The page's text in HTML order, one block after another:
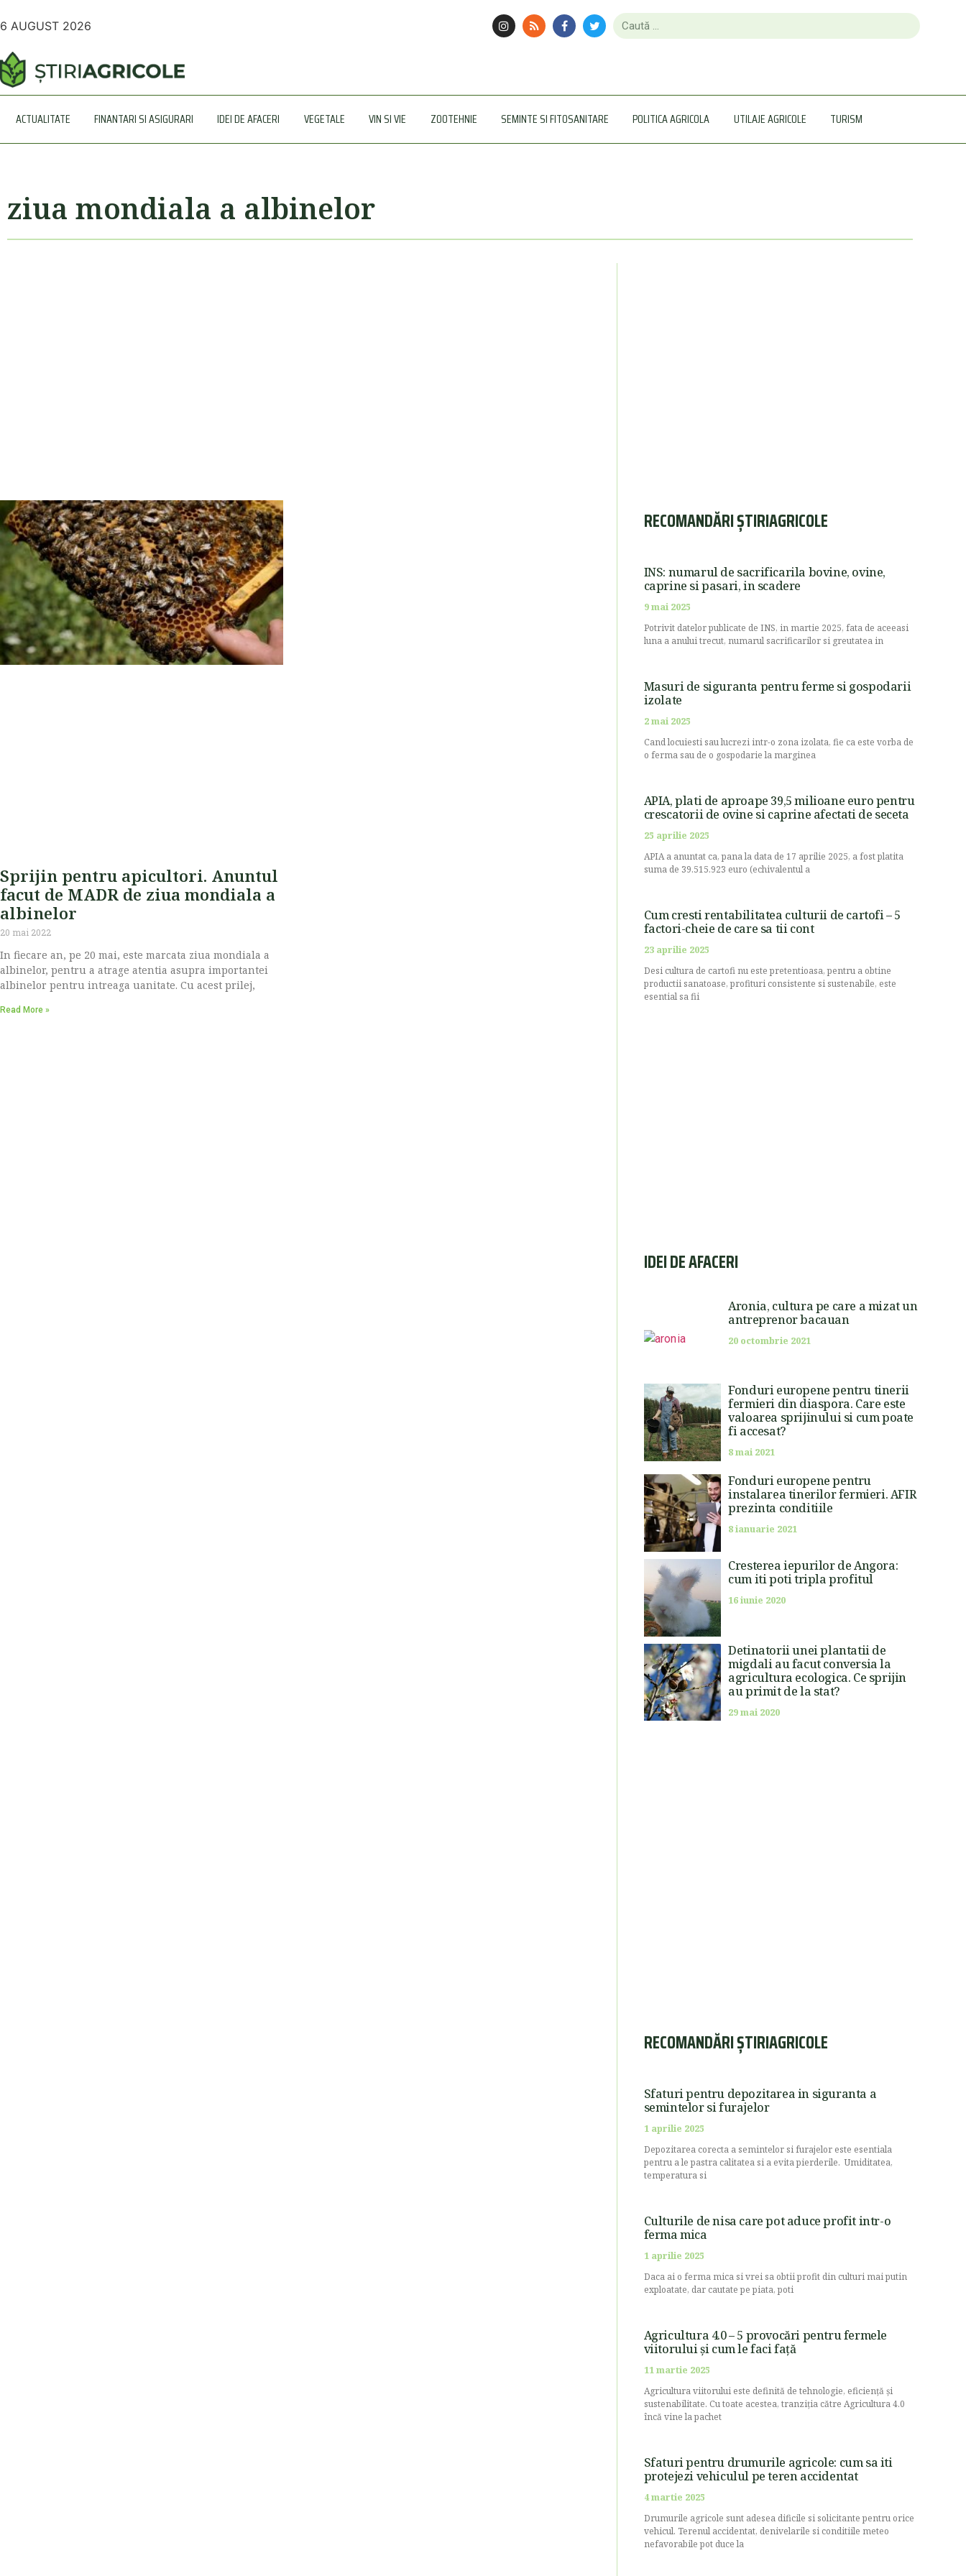
6 AUGUST 2026
ACTUALITATE FINANTARI SI ASIGURARI IDEI DE AFACERI VEGETALE VIN SI VIE ZOOTEHNIE SEMINTE SI FITOSANITARE POLITICA AGRICOLA UTILAJE AGRICOLE TURISM
ziua mondiala a albinelor
Sprijin pentru apicultori. Anuntul
facut de MADR de ziua mondiala a
albinelor
20 mai 2022
In fiecare an, pe 20 mai, este marcata ziua mondiala a
albinelor, pentru a atrage atentia asupra importantei
albinelor pentru intreaga uanitate. Cu acest prilej,
Read More »
RECOMANDĂRI ȘTIRIAGRICOLE
INS: numarul de sacrificarila bovine, ovine,
caprine si pasari, in scadere
9 mai 2025
Potrivit datelor publicate de INS, in martie 2025, fata de aceeasi
luna a anului trecut, numarul sacrificarilor si greutatea in
Masuri de siguranta pentru ferme si gospodarii
izolate
2 mai 2025
Cand locuiesti sau lucrezi intr-o zona izolata, fie ca este vorba de
o ferma sau de o gospodarie la marginea
APIA, plati de aproape 39,5 milioane euro pentru
crescatorii de ovine si caprine afectati de seceta
25 aprilie 2025
APIA a anuntat ca, pana la data de 17 aprilie 2025, a fost platita
suma de 39.515.923 euro (echivalentul a
Cum cresti rentabilitatea culturii de cartofi – 5
factori-cheie de care sa tii cont
23 aprilie 2025
Desi cultura de cartofi nu este pretentioasa, pentru a obtine
productii sanatoase, profituri consistente si sustenabile, este
esential sa fii
IDEI DE AFACERI
Aronia, cultura pe care a mizat un
antreprenor bacauan
20 octombrie 2021
Fonduri europene pentru tinerii
fermieri din diaspora. Care este
valoarea sprijinului si cum poate
fi accesat?
8 mai 2021
Fonduri europene pentru
instalarea tinerilor fermieri. AFIR
prezinta conditiile
8 ianuarie 2021
Cresterea iepurilor de Angora:
cum iti poti tripla profitul
16 iunie 2020
Detinatorii unei plantatii de
migdali au facut conversia la
agricultura ecologica. Ce sprijin
au primit de la stat?
29 mai 2020
RECOMANDĂRI ȘTIRIAGRICOLE
Sfaturi pentru depozitarea in siguranta a
semintelor si furajelor
1 aprilie 2025
Depozitarea corecta a semintelor si furajelor este esentiala
pentru a le pastra calitatea si a evita pierderile. Umiditatea,
temperatura si
Culturile de nisa care pot aduce profit intr-o
ferma mica
1 aprilie 2025
Daca ai o ferma mica si vrei sa obtii profit din culturi mai putin
exploatate, dar cautate pe piata, poti
Agricultura 4.0 – 5 provocări pentru fermele
viitorului și cum le faci față
11 martie 2025
Agricultura viitorului este definită de tehnologie, eficiență și
sustenabilitate. Cu toate acestea, tranziția către Agricultura 4.0
încă vine la pachet
Sfaturi pentru drumurile agricole: cum sa iti
protejezi vehiculul pe teren accidentat
4 martie 2025
Drumurile agricole sunt adesea dificile si solicitante pentru orice
vehicul. Terenul accidentat, denivelarile si conditiile meteo
nefavorabile pot duce la